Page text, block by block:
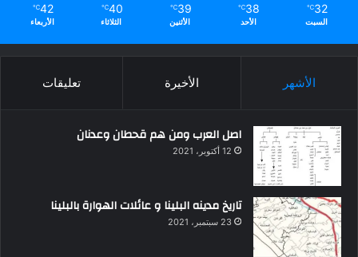
32
℃
السبت
38
℃
الأحد
39
℃
الأثنين
40
℃
الثلاثاء
42
℃
الأربعاء
الأشهر الأخيرة تعليقات
اصل العرب ومن هم قحطان وعدنان
12 أكتوبر، 2021
تاريخ مدينه البلينا و عائلات الهوارة بالبلينا
23 سبتمبر، 2021